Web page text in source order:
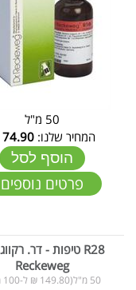
50 מ"ל
המחיר שלנו:74.90
הוסף לסל
פרטים נוספים
Reckeweg
50 מ"ל(149.80 ₪ ל-100 מ"ל)